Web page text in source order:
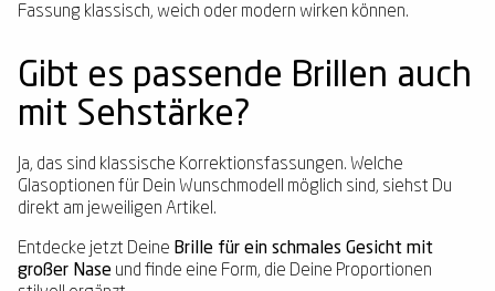
Fassung klassisch, weich oder modern wirken können.
Gibt es passende Brillen auch
mit Sehstärke?
Ja, das sind klassische Korrektionsfassungen. Welche
Glasoptionen für Dein Wunschmodell möglich sind, siehst Du
direkt am jeweiligen Artikel.
Entdecke jetzt Deine Brille für ein schmales Gesicht mit
großer Nase und finde eine Form, die Deine Proportionen